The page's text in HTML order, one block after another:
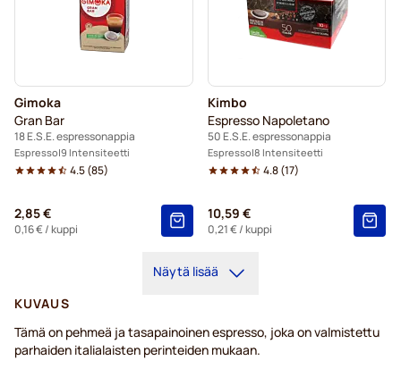
Gimoka
Gran Bar
18 E.S.E. espressonappia
Espresso 9 Intensiteetti
4.5(85)
2,85 €
0,16 €/ kuppi
Kimbo
Espresso Napoletano
50 E.S.E. espressonappia
Espresso 8 Intensiteetti
4.8(17)
10,59 €
0,21 €/ kuppi
Näytä lisää
KUVAUS
Tämä on pehmeä ja tasapainoinen espresso, joka on valmistettu
parhaiden italialaisten perinteiden mukaan.